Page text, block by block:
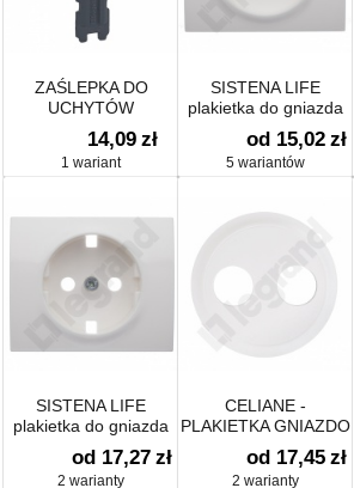
ZAŚLEPKA DO
UCHYTÓW
UNIWERSALNYCH
14,09 zł
1 wariant
SISTENA LIFE
plakietka do gniazda
2P
od 15,02 zł
5 wariantów
SISTENA LIFE
plakietka do gniazda
2P+Z schuko
od 17,27 zł
2 warianty
CELIANE -
PLAKIETKA GNIAZDO
TV WKĘCANEGO 2 X
"F" 0-2400 MHZ
od 17,45 zł
2 warianty